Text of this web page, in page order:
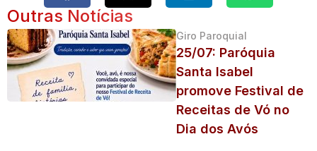
Outras Notícias
Giro Paroquial
25/07: Paróquia
Santa Isabel
promove Festival de
Receitas de Vó no
Dia dos Avós